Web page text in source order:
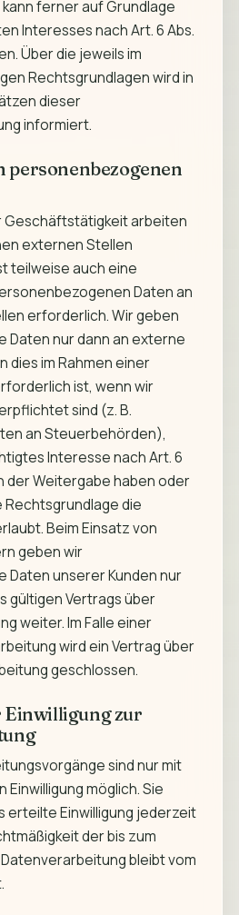
ferner auf Grundlage
Interesses nach Art. 6 Abs.
Über die jeweils im
Rechtsgrundlagen wird in
dieser
informiert.
personenbezogenen
Geschäftstätigkeit arbeiten
externen Stellen
teilweise auch eine
Daten an
erforderlich. Wir geben
Daten nur dann an externe
dies im Rahmen einer
ist, wenn wir
sind (z. B.
an Steuerbehörden),
Interesse nach Art. 6
der Weitergabe haben oder
die
Beim Einsatz von
geben wir
unserer Kunden nur
gültigen Vertrags über
weiter. Im Falle einer
wird ein Vertrag über
geschlossen.
zur
sind nur mit
Einwilligung möglich. Sie
erteilte Einwilligung jederzeit
der bis zum
bleibt vom